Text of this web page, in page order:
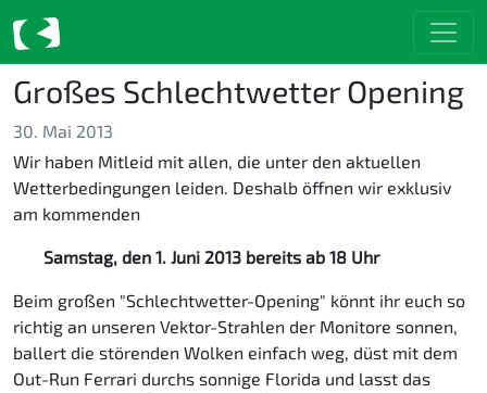
Großes Schlechtwetter Opening
30. Mai 2013
Wir haben Mitleid mit allen, die unter den aktuellen
Wetterbedingungen leiden. Deshalb öffnen wir exklusiv
am kommenden
Samstag, den 1. Juni 2013 bereits ab 18 Uhr
Beim großen "Schlechtwetter-Opening" könnt ihr euch so
richtig an unseren Vektor-Strahlen der Monitore sonnen,
ballert die störenden Wolken einfach weg, düst mit dem
Out-Run Ferrari durchs sonnige Florida und lasst das